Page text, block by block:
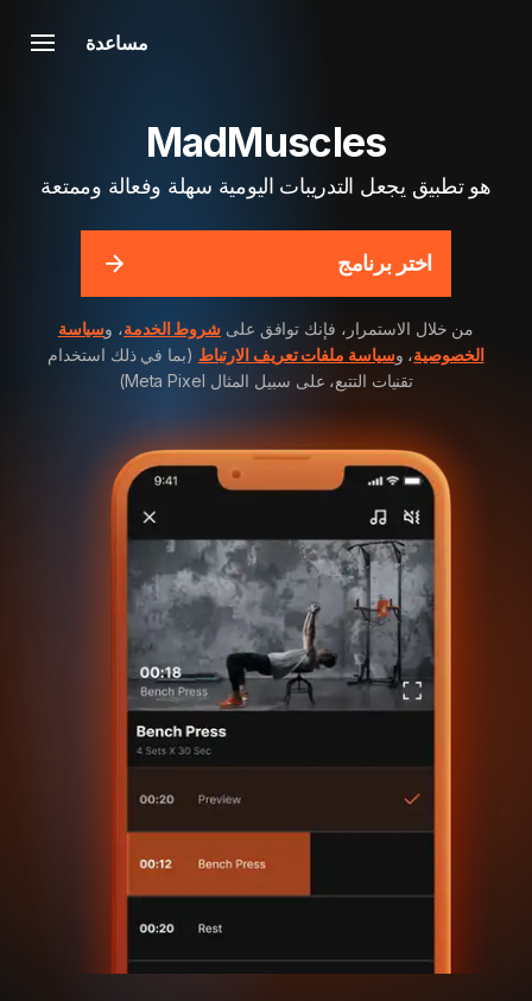
مساعدة
MadMuscles
هو تطبيق يجعل التدريبات اليومية سهلة وفعالة وممتعة
اختر برنامج
من خلال الاستمرار، فإنك توافق على شروط الخدمة، وسياسة
الخصوصية، وسياسة ملفات تعريف الارتباط (بما في ذلك استخدام
تقنيات التتبع، على سبيل المثال Meta Pixel)